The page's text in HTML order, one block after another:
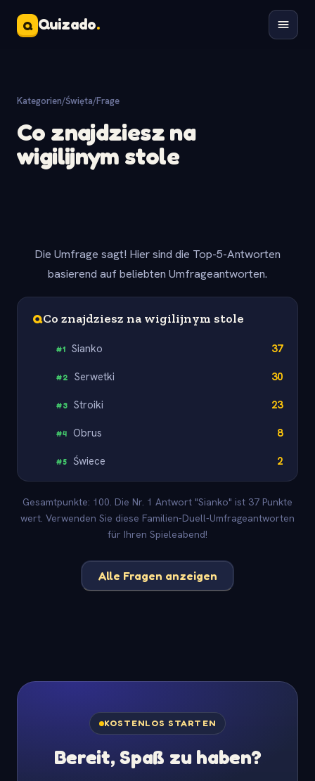
Q Quizado.
Kategorien/Święta/Frage
Co znajdziesz na
wigilijnym stole
Die Umfrage sagt! Hier sind die Top-5-Antworten
basierend auf beliebten Umfrageantworten.
QCo znajdziesz na wigilijnym stole
#1 Sianko 37
#2 Serwetki 30
#3 Stroiki 23
#4 Obrus 8
#5 Świece 2
Gesamtpunkte: 100. Die Nr. 1 Antwort "Sianko" ist 37 Punkte
wert. Verwenden Sie diese Familien-Duell-Umfrageantworten
für Ihren Spieleabend!
Alle Fragen anzeigen
KOSTENLOS STARTEN
Bereit, Spaß zu haben?